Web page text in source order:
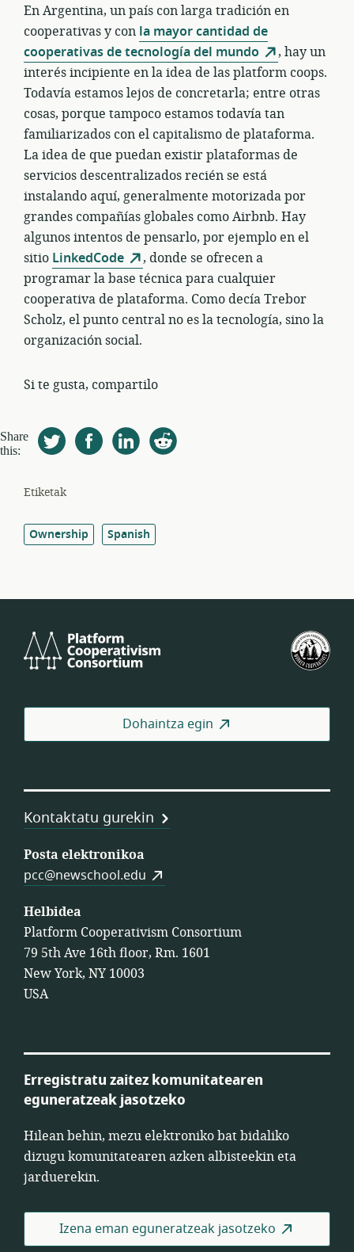
En Argentina, un país con larga tradición en
cooperativas y con la mayor cantidad de
cooperativas de tecnología del mundo
, hay un
interés incipiente en la idea de las platform coops.
Todavía estamos lejos de concretarla; entre otras
cosas, porque tampoco estamos todavía tan
familiarizados con el capitalismo de plataforma.
La idea de que puedan existir plataformas de
servicios descentralizados recién se está
instalando aquí, generalmente motorizada por
grandes compañías globales como Airbnb. Hay
algunos intentos de pensarlo, por ejemplo en el
sitio LinkedCode
, donde se ofrecen a
programar la base técnica para cualquier
cooperativa de plataforma. Como decía Trebor
Scholz, el punto central no es la tecnología, sino la
organización social.
Si te gusta, compartilo
Share
this:
Etiketak
Ownership Spanish
Cooperativism
Dohaintza egin
Kontaktatu gurekin
Posta elektronikoa
pcc@newschool.edu
Helbidea
Platform Cooperativism Consortium
79 5th Ave 16th floor, Rm. 1601
New York, NY 10003
USA
Erregistratu zaitez komunitatearen
eguneratzeak jasotzeko
Hilean behin, mezu elektroniko bat bidaliko
dizugu komunitatearen azken albisteekin eta
jarduerekin.
Izena eman eguneratzeak jasotzeko